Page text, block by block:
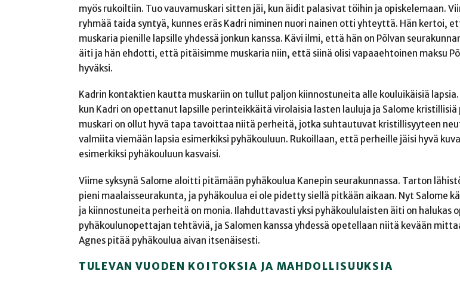
myös rukoiltiin. Tuo vauvamuskari sitten jäi, kun äidit palasivat töihin ja opiskelemaan.
ryhmää taida syntyä, kunnes eräs Kadri niminen nuori nainen otti yhteyttä. Hän kertoi,
muskaria pienille lapsille yhdessä jonkun kanssa. Kävi ilmi, että hän on Põlvan
äiti ja hän ehdotti, että pitäisimme muskaria niin, että siinä olisi vapaaehtoinen maksu
hyväksi.
Kadrin kontaktien kautta muskariin on tullut paljon kiinnostuneita alle kouluikäisiä
kun Kadri on opettanut lapsille perinteikkäitä virolaisia lasten lauluja ja Salome kristillisiä
muskari on ollut hyvä tapa tavoittaa niitä perheitä, jotka suhtautuvat kristillisyyteen
valmiita viemään lapsia esimerkiksi pyhäkouluun. Rukoillaan, että perheille jäisi hyvä
esimerkiksi pyhäkouluun kasvaisi.
Viime syksynä Salome aloitti pitämään pyhäkoulua Kanepin seurakunnassa. Tarton
pieni maalaisseurakunta, ja pyhäkoulua ei ole pidetty siellä pitkään aikaan. Nyt Salome
ja kiinnostuneita perheitä on monia. Ilahduttavasti yksi pyhäkoululaisten äiti on halukas
pyhäkoulunopettajan tehtäviä, ja Salomen kanssa yhdessä opetellaan niitä kevään
Agnes pitää pyhäkoulua aivan itsenäisesti.
TULEVAN VUODEN KOITOKSIA JA MAHDOLLISUUKSIA